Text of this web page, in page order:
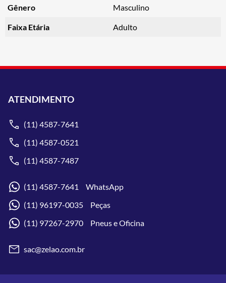
Gênero Masculino
Faixa Etária Adulto
ATENDIMENTO
(11) 4587-7641
(11) 4587-0521
(11) 4587-7487
(11) 4587-7641 WhatsApp
(11) 96197-0035 Peças
(11) 97267-2970 Pneus e Oficina
sac@zelao.com.br